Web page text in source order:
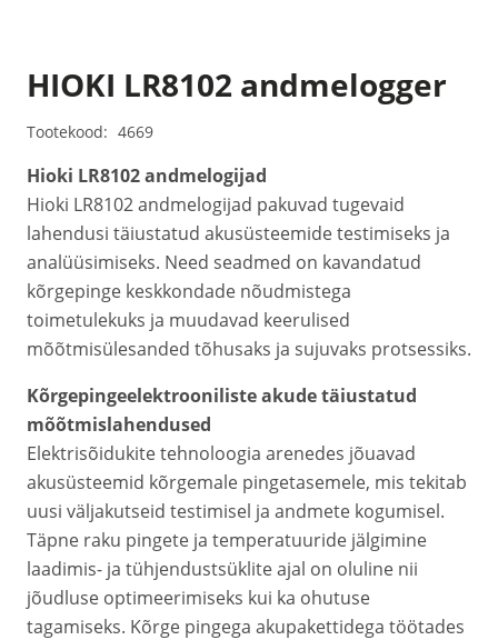
HIOKI LR8102 andmelogger
Tootekood: 4669
Hioki LR8102 andmelogijad
Hioki LR8102 andmelogijad pakuvad tugevaid
lahendusi täiustatud akusüsteemide testimiseks ja
analüüsimiseks. Need seadmed on kavandatud
kõrgepinge keskkondade nõudmistega
toimetulekuks ja muudavad keerulised
mõõtmisülesanded tõhusaks ja sujuvaks protsessiks.
Kõrgepingeelektrooniliste akude täiustatud
mõõtmislahendused
Elektrisõidukite tehnoloogia arenedes jõuavad
akusüsteemid kõrgemale pingetasemele, mis tekitab
uusi väljakutseid testimisel ja andmete kogumisel.
Täpne raku pingete ja temperatuuride jälgimine
laadimis- ja tühjendustsüklite ajal on oluline nii
jõudluse optimeerimiseks kui ka ohutuse
tagamiseks. Kõrge pingega akupakettidega töötades